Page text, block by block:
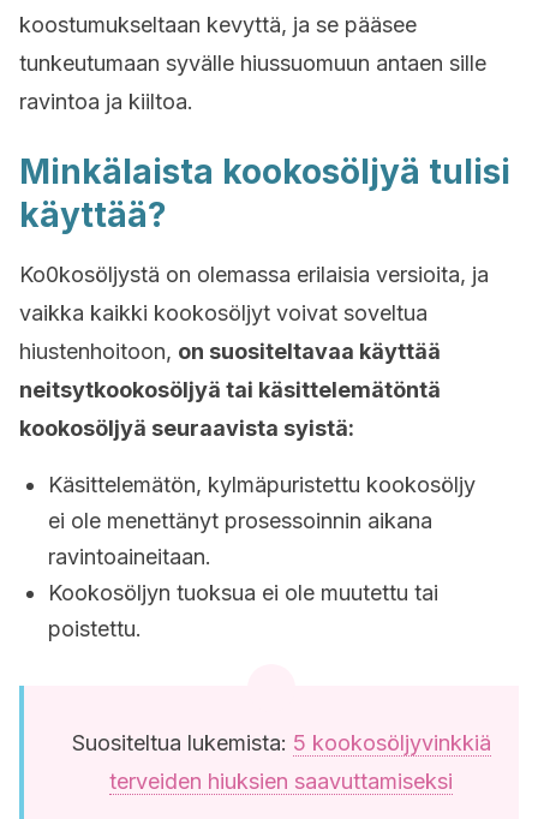
koostumukseltaan kevyttä, ja se pääsee
tunkeutumaan syvälle hiussuomuun antaen sille
ravintoa ja kiiltoa.
Minkälaista kookosöljyä tulisi
käyttää?
Ko0kosöljystä on olemassa erilaisia versioita, ja
vaikka kaikki kookosöljyt voivat soveltua
hiustenhoitoon, on suositeltavaa käyttää
neitsytkookosöljyä tai käsittelemätöntä
kookosöljyä seuraavista syistä:
Käsittelemätön, kylmäpuristettu kookosöljy
ei ole menettänyt prosessoinnin aikana
ravintoaineitaan.
Kookosöljyn tuoksua ei ole muutettu tai
poistettu.
Suositeltua lukemista: 5 kookosöljyvinkkiä
terveiden hiuksien saavuttamiseksi